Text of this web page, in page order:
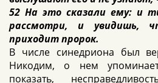
52 На это сказали ему: и
рассмотри, и увидишь,
приходит пророк.
В числе синедриона был
Никодим, о нем
показать,